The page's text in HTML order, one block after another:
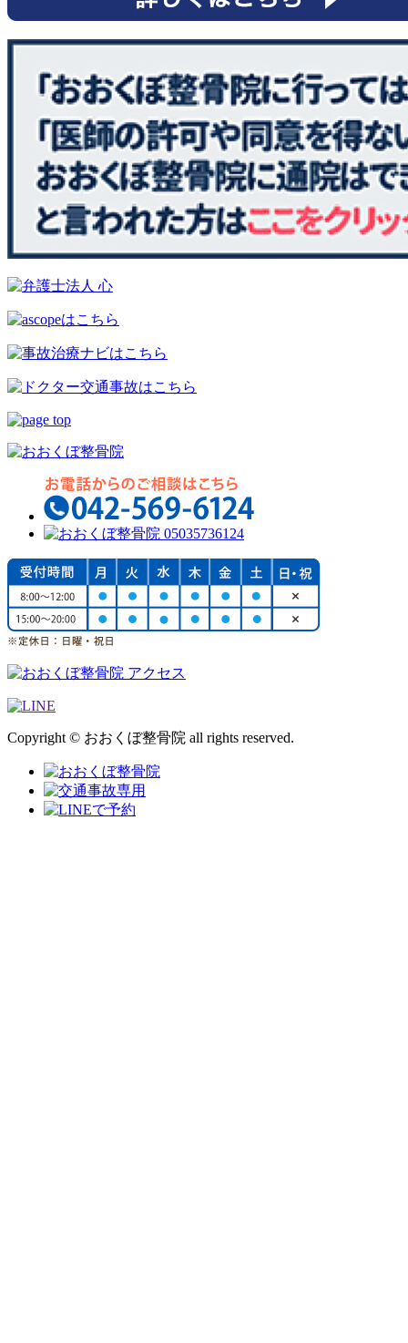
Copyright © おおくぼ整骨院 all rights reserved.